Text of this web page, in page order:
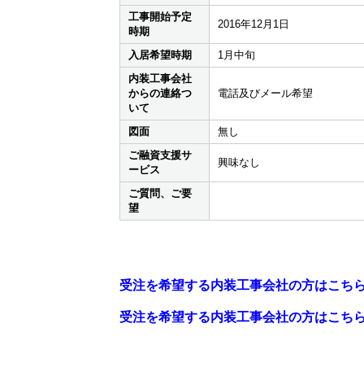
工事開始予定
時期
2016年12月1日
入居希望時期
1月中旬
内装工事会社
からの連絡つ
いて
電話及びメール希望
図面
無し
ご融資支援サ
ービス
興味なし
ご質問、ご要
望
受注を希望する内装工事会社の方はこち
受注を希望する内装工事会社の方はこちら